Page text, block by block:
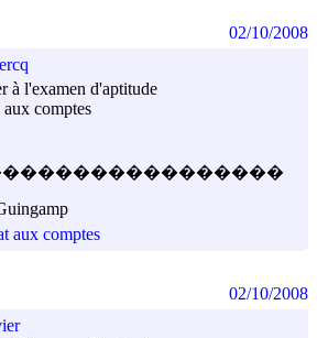
à l'examen d'aptitude
comptes
aux comptes
02/10/2008
02/10/2008